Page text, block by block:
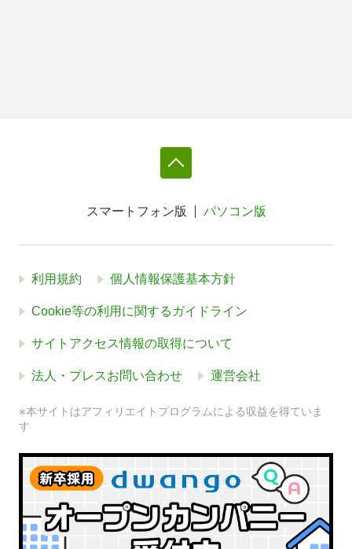
スマートフォン版 パソコン版
利用規約 個人情報保護基本方針
Cookie等の利用に関するガイドライン
サイトアクセス情報の取得について
法人・プレスお問い合わせ 運営会社
※本サイトはアフィリエイトプログラムによる収益を得ていま
す